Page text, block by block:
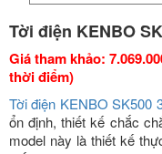
Tời điện KENBO
Giá tham khảo:
thời điểm)
Tời điện KENBO SK500
ổn định, thiết kế chắc
model này là thiết kế